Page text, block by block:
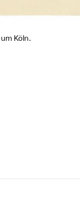
Köln.